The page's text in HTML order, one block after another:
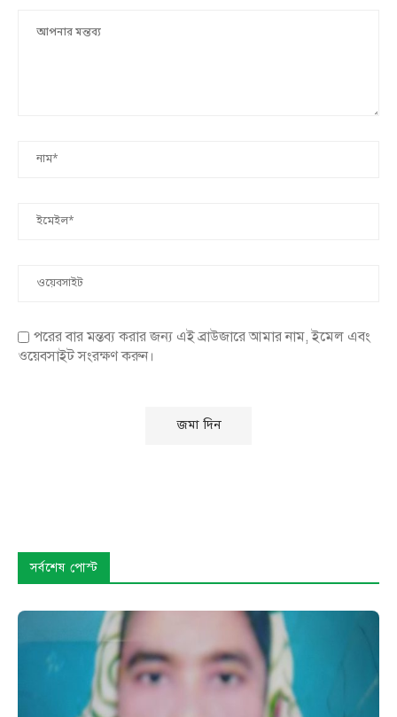
পরের বার মন্তব্য করার জন্য এই ব্রাউজারে আমার নাম, ইমেল এবং
ওয়েবসাইট সংরক্ষণ করুন।
সর্বশেষ পোস্ট